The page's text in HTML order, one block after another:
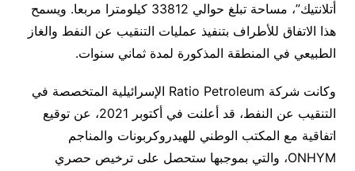
أتلانتيك”، مساحة تبلغ حوالي 33812 كيلومترا مربعا. ويسمح
هذا الاتفاق للأطراف بتنفيذ عمليات التنقيب عن النفط والغاز
الطبيعي في المنطقة المذكورة لمدة ثماني سنوات.
وكانت شركة Ratio Petroleum الإسرائيلية المتخصصة في
التنقيب عن النفط، قد أعلنت في أكتوبر 2021، عن توقيع
اتفاقية مع المكتب الوطني للهيدروكربونات والمناجم
ONHYM، والتي بموجبها ستحصل على ترخيص حصري